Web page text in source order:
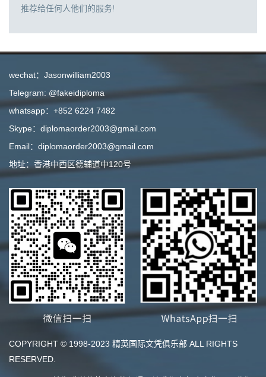
推荐给任何人他们的服务!
wechat：Jasonwilliam2003
Telegram: @fakeidiploma
whatsapp：+852 6224 7482
Skype：diplomaorder2003@gmail.com
Email：diplomaorder2003@gmail.com
地址：香港中西区德辅道中120号
COPYRIGHT © 1998-2023 精英国际文凭俱乐部 ALL RIGHTS
RESERVED.